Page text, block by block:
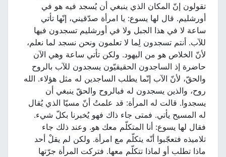
تقولون إنّ المكان الذي ينبغي أن يُسجد فيه هو في
أورشليم. قال لها يسوع: يا امرأة صدّقيني، إنّها تأتي
ساعة لا في هذا الجبل ولا في أورشليم تسجدون فيها
للآب. أنتم تسجدون لِما لا تعلمون ونحن نسجد لما نعلم،
لأنّ الخلاص هو من اليهود. ولكن تأتي ساعة وهي الآن
حاضرة إذ الساجدون الحقيقيّون يسجدون للآب بالروح
والحقّ، لأنّ الآب إنّما يطلب الساجدين له مثل هؤلاء. الله
روح، والذين يسجدون له فبالروح والحقّ ينبغي أن
يسجدوا. قالت له المرأة: قد علمتُ أنّ مسيّا الذي يُقال
له المسيح يأتي. فمتى جاء ذاك فهو يُخبرنا بكلّ شيء.
فقال لها يسوع: أنا المتكلّم معك هو. وعند ذلك جاء
تلاميذه فتعجّبوا أنّه يتكلّم مع امرأة. ولكن لم يقلْ أحد
ماذا تطلب أو لماذا تتكلّم معها. فتركت المرأة جرّتها